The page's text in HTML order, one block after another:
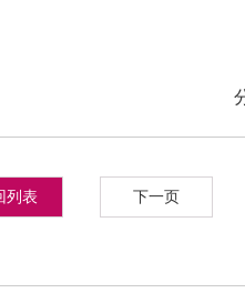
列表 下一页